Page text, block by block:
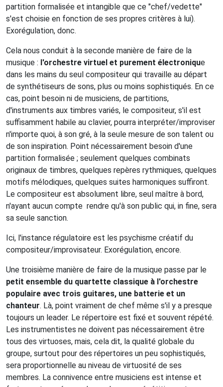
partition formalisée et intangible que ce "chef/vedette"
s'est choisie en fonction de ses propres critères à lui).
Exorégulation, donc.
Cela nous conduit à la seconde manière de faire de la
musique : l'orchestre virtuel et purement électronique
dans les mains du seul compositeur qui travaille au départ
de synthétiseurs de sons, plus ou moins sophistiqués. En ce
cas, point besoin ni de musiciens, de partitions,
d'instruments aux timbres variés, le compositeur, s'il est
suffisamment habile au clavier, pourra interpréter/improviser
n'importe quoi, à son gré, à la seule mesure de son talent ou
de son inspiration. Point nécessairement besoin d'une
partition formalisée ; seulement quelques combinats
originaux de timbres, quelques repères rythmiques, quelques
motifs mélodiques, quelques suites harmoniques suffiront.
Le compositeur est absolument libre, seul maître à bord,
n'ayant aucun compte rendre qu'à son public qui, in fine, sera
sa seule sanction.
Ici, l'instance régulatoire est les psychisme créatif du
compositeur/improvisateur. Exorégulation, encore.
Une troisième manière de faire de la musique passe par le
petit ensemble du quartette classique à l'orchestre
populaire avec trois guitares, une batterie et un
chanteur. Là, point vraiment de chef même s'il y a presque
toujours un leader. Le répertoire est fixé et souvent répété.
Les instrumentistes ne doivent pas nécessairement être
tous des virtuoses, mais, cela dit, la qualité globale du
groupe, surtout pour des répertoires un peu sophistiqués,
sera proportionnelle au niveau de virtuosité de ses
membres. La connivence entre musiciens est intense et